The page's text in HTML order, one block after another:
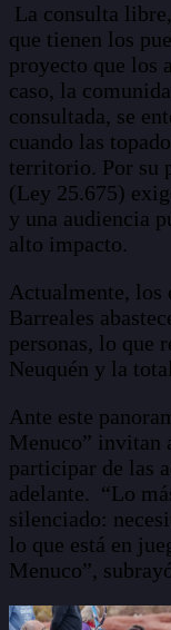
La consulta
que tienen los
proyecto que los
caso, la
consultada, se
cuando las
territorio. Por su
(Ley 25.675)
y una audiencia
alto impacto.
Actualmente, los
Barreales
personas, lo que
Neuquén y la
Ante este
Menuco” invitan
participar de las
adelante. “Lo
silenciado:
lo que está en
Menuco”,